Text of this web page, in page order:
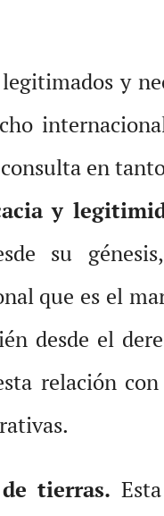
y
en
y
su
que es el
desde el
relación
de tierras.